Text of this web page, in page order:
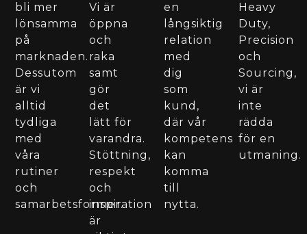
bli mer
lönsamma
på
marknaden.
Dessutom
är vi
alltid
tydliga
med
våra
rutiner
och
samarbetsformer.
Vi är
öppna
och
raka
samt
gör
det
lätt för
varandra.
Stöttning,
respekt
och
inspiration
är
en
långsiktig
relation
med
dig
som
kund,
där vår
kompetens
kan
komma
till
nytta.
Heavy
Duty,
Precision
och
Sourcing,
vi är
inte
rädda
för en
utmaning.​